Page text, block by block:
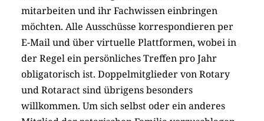
mitarbeiten und ihr Fachwissen einbringen
möchten. Alle Ausschüsse korrespondieren per
E-Mail und über virtuelle Plattformen, wobei in
der Regel ein persönliches Treffen pro Jahr
obligatorisch ist. Doppelmitglieder von Rotary
und Rotaract sind übrigens besonders
willkommen. Um sich selbst oder ein anderes